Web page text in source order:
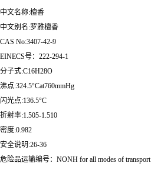
中文名称:檀香
中文别名:罗雅檀香
CAS No:3407-42-9
EINECS号：222-294-1
分子式:C16H28O
沸点:324.5°Cat760mmHg
闪光点:136.5°C
折射率:1.505-1.510
密度:0.982
安全说明:26-36
危险品运输编号：NONH for all modes of transport